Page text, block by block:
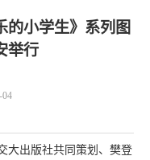
的小学生》系列图
举行
04
大出版社共同策划、樊登